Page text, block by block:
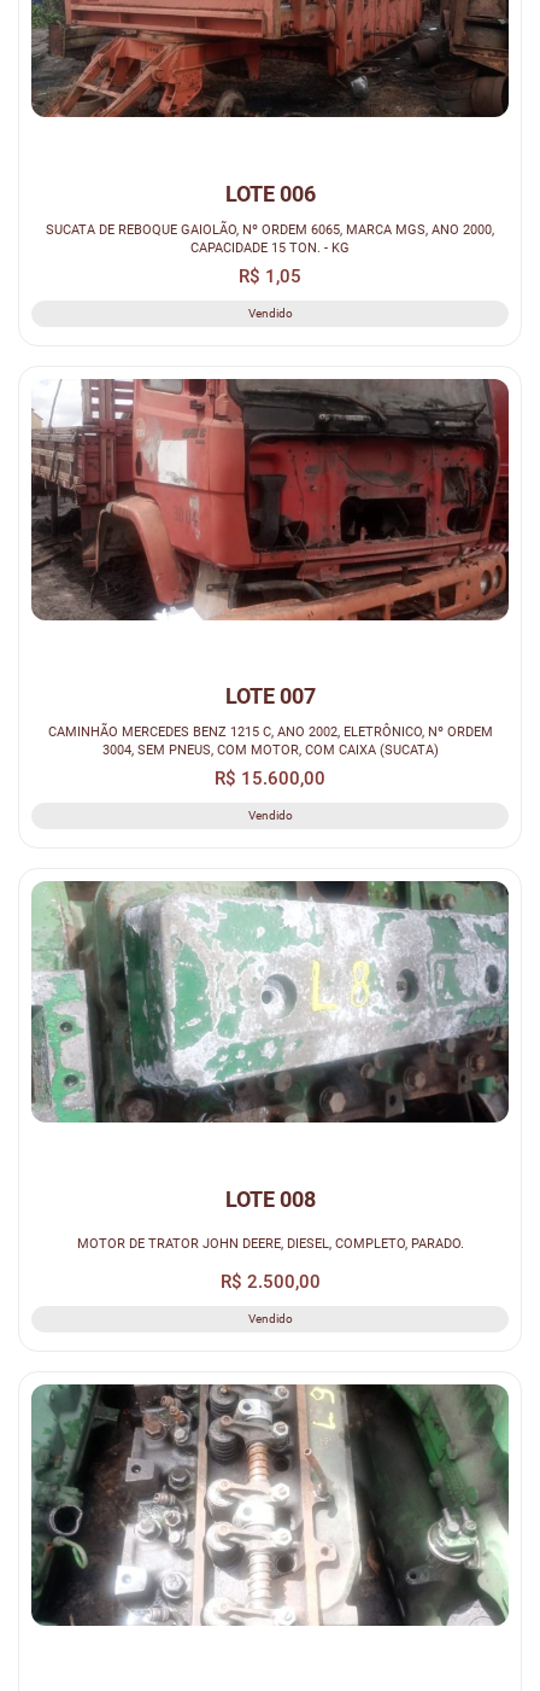
LOTE 006
SUCATA DE REBOQUE GAIOLÃO, Nº ORDEM 6065, MARCA MGS, ANO 2000,
CAPACIDADE 15 TON. - KG
R$ 1,05
Vendido
LOTE 007
CAMINHÃO MERCEDES BENZ 1215 C, ANO 2002, ELETRÔNICO, Nº ORDEM
3004, SEM PNEUS, COM MOTOR, COM CAIXA (SUCATA)
R$ 15.600,00
Vendido
LOTE 008
MOTOR DE TRATOR JOHN DEERE, DIESEL, COMPLETO, PARADO.
R$ 2.500,00
Vendido